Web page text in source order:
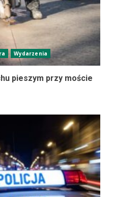
Wydarzenia
pieszym przy moście